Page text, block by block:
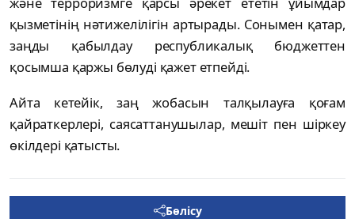
қызметінің нәтижелілігін артырады. Сонымен қатар,
заңды қабылдау республикалық бюджеттен
қосымша қаржы бөлуді қажет етпейді.
Айта кетейік, заң жобасын талқылауға қоғам
қайраткерлері, саясаттанушылар, мешіт пен шіркеу
өкілдері қатысты.
Бөлісу